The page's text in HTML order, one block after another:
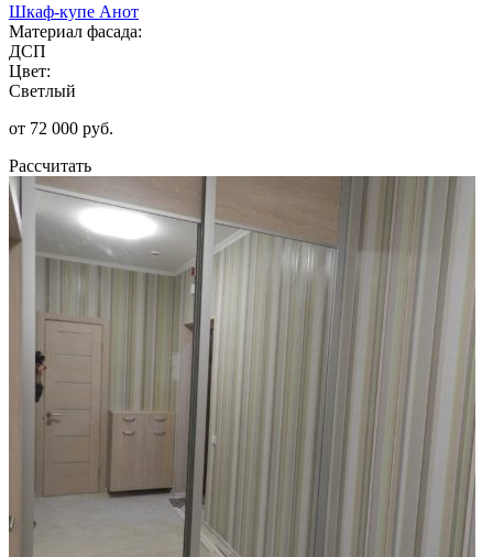
Шкаф-купе Анот
Материал фасада:
ДСП
Цвет:
Светлый
от 72 000 руб.
Рассчитать